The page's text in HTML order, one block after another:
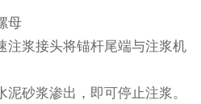
母
注浆接头将锚杆尾端与注浆机
砂浆渗出，即可停止注浆。